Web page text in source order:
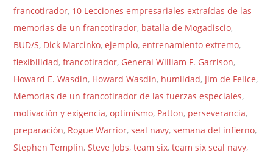
francotirador, 10 Lecciones empresariales extraídas de las
memorias de un francotirador, batalla de Mogadiscio,
BUD/S, Dick Marcinko,ejemplo,entrenamiento extremo,
flexibilidad,francotirador, General William F. Garrison,
Howard E. Wasdin, Howard Wasdin, humildad, Jim de Felice,
Memorias de un francotirador de las fuerzas especiales,
motivación y exigencia,optimismo, Patton, perseverancia,
preparación, Rogue Warrior,seal navy,semana del infierno,
Stephen Templin,Steve Jobs,team six,team six seal navy,